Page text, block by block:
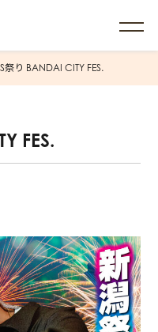
祭り BANDAI CITY FES.
FES.